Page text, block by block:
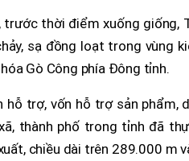
thời điểm xuống giống,
sạ đồng loạt trong vùng
Gò Công phía Đông tỉnh.
hỗ trợ, vốn hỗ trợ sản phẩm,
thành phố trong tỉnh đã
chiều dài trên 289.000 m